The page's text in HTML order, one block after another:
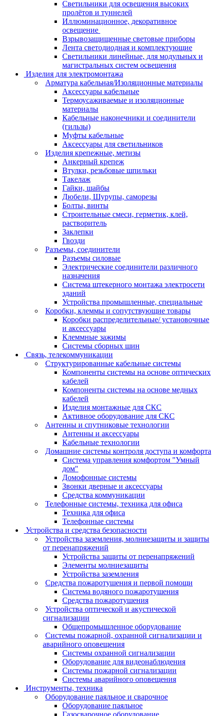
Светильники для освещения высоких
пролётов и туннелей
Иллюминационное, декоративное
освещение
Взрывозащищенные световые приборы
Лента светодиодная и комплектующие
Светильники линейные, для модульных и
магистральных систем освещения
Изделия для электромонтажа
Арматура кабельная/Изоляционные материалы
Аксессуары кабельные
Термоусаживаемые и изоляционные
материалы
Кабельные наконечники и соединители
(гильзы)
Муфты кабельные
Аксессуары для светильников
Изделия крепежные, метизы
Анкерный крепеж
Втулки, резьбовые шпильки
Такелаж
Гайки, шайбы
Дюбели, Шурупы, саморезы
Болты, винты
Строительные смеси, герметик, клей,
растворитель
Заклепки
Гвозди
Разъемы, соединители
Разъемы силовые
Электрические соединители различного
назначения
Система штекерного монтажа электросети
зданий
Устройства промышленные, специальные
Коробки, клеммы и сопутствующие товары
Коробки распределительные/ установочные
и аксессуары
Клеммные зажимы
Системы сборных шин
Связь, телекоммуникации
Структурированные кабельные системы
Компоненты системы на основе оптических
кабелей
Компоненты системы на основе медных
кабелей
Изделия монтажные для СКС
Активное оборудование для СКС
Антенны и спутниковые технологии
Антенны и аксессуары
Кабельные технологии
Домашние системы контроля доступа и комфорта
Система управления комфортом "Умный
дом"
Домофонные системы
Звонки дверные и аксессуары
Средства коммуникации
Телефонные системы, техника для офиса
Техника для офиса
Телефонные системы
Устройства и средства безопасности
Устройства заземления, молниезащиты и защиты
от перенапряжений
Устройства защиты от перенапряжений
Элементы молниезащиты
Устройства заземления
Средства пожаротушения и первой помощи
Система водяного пожаротушения
Средства пожаротушения
Устройства оптической и акустической
сигнализации
Общепромышленное оборудование
Системы пожарной, охранной сигнализации и
аварийного оповещения
Системы охранной сигнализации
Оборудование для видеонаблюдения
Системы пожарной сигнализации
Системы аварийного оповещения
Инструменты, техника
Оборудование паяльное и сварочное
Оборудование паяльное
Газосварочное оборудование